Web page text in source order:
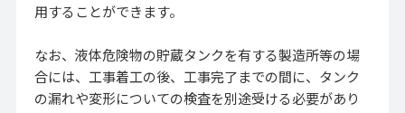
用することができます。
なお、液体危険物の貯蔵タンクを有する製造所等の場
合には、工事着工の後、工事完了までの間に、タンク
の漏れや変形についての検査を別途受ける必要があり